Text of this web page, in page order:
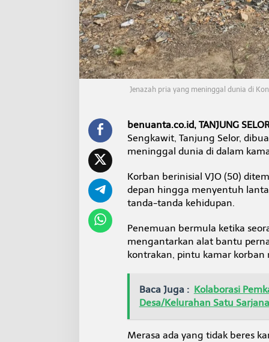
a
n
g
D
e
a
l
e
r
m
h
a
a
l
a
n
e
n
i
t
Jenazah pria yang meninggal dunia di
benuanta.co.id, TANJUNG
Sengkawit, Tanjung Selor,
meninggal dunia di dalam
Korban berinisial VJO (50)
depan hingga menyentuh
tanda-tanda kehidupan.
Penemuan bermula ketika
mengantarkan alat bantu
kontrakan, pintu kamar korban
Baca Juga : Kolaborasi
Desa/Kelurahan Satu Sarjana
Merasa ada yang tidak beres